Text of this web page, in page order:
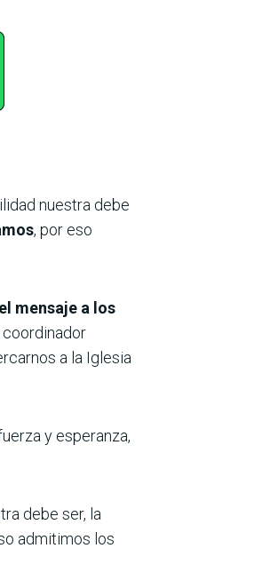
nuestra debe
, por eso
mensaje a los
a la Iglesia
y esperanza,
debe ser, la
admitimos los